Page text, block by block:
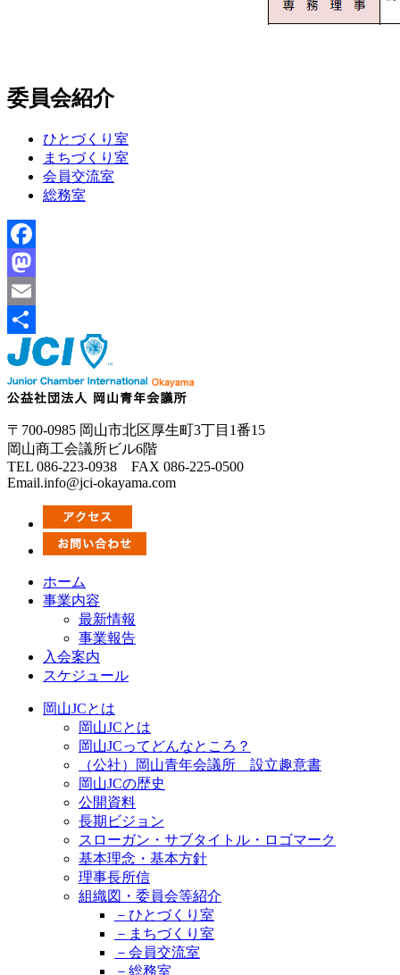
委員会紹介
ひとづくり室
まちづくり室
会員交流室
総務室
Facebook
Mastodon
Email
共
有
〒700-0985 岡山市北区厚生町3丁目1番15
岡山商工会議所ビル6階
TEL 086-223-0938 FAX 086-225-0500
Email.info@jci-okayama.com
ホーム
事業内容
最新情報
事業報告
入会案内
スケジュール
岡山JCとは
岡山JCとは
岡山JCってどんなところ？
（公社）岡山青年会議所 設立趣意書
岡山JCの歴史
公開資料
長期ビジョン
スローガン・サブタイトル・ロゴマーク
基本理念・基本方針
理事長所信
組織図・委員会等紹介
－ひとづくり室
－まちづくり室
－会員交流室
－総務室